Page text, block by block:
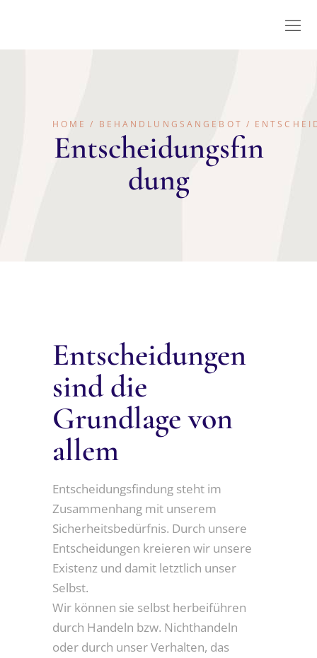
HOME BEHANDLUNGSANGEBOT
Entscheidungsfin
dung
Entscheidungen
sind die
Grundlage von
allem
Entscheidungsfindung steht im
Zusammenhang mit unserem
Sicherheitsbedürfnis. Durch unsere
Entscheidungen kreieren wir unsere
Existenz und damit letztlich unser
Selbst.
Wir können sie selbst herbeiführen
durch Handeln bzw. Nichthandeln
oder durch unser Verhalten, das